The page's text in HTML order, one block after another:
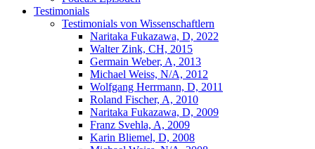
Testimonials
Testimonials von Wissenschaftlern
Naritaka Fukazawa, D, 2022
Walter Zink, CH, 2015
Germain Weber, A, 2013
Michael Weiss, N/A, 2012
Wolfgang Herrmann, D, 2011
Roland Fischer, A, 2010
Naritaka Fukazawa, D, 2009
Franz Svehla, A, 2009
Karin Bliemel, D, 2008